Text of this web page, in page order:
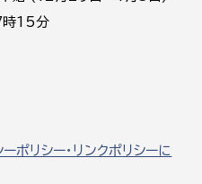
時15分
ポリシー・リンクポリシーに